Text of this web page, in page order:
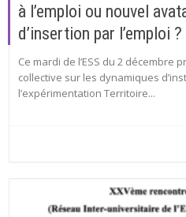
à l’emploi ou nouvel
d’insertion par l’emploi ?
Ce mardi de l’ESS du 2
collective sur les dynamiques
l’expérimentation Territoire...